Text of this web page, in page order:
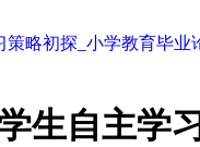
略初探_小学教育毕业
自主学